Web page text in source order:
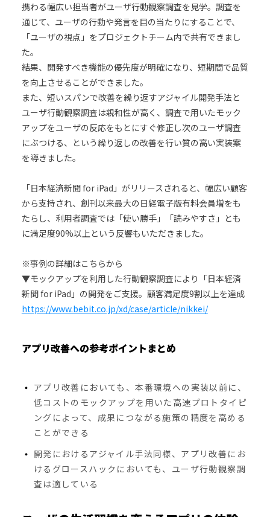
携わる幅広い担当者がユーザ行動観察調査を見学。調査を
通じて、ユーザの行動や発言を目の当たりにすることで、
「ユーザの視点」をプロジェクトチーム内で共有できまし
た。
結果、開発すべき機能の優先度が明確になり、短期間で品質
を向上させることができました。
また、短いスパンで改善を繰り返すアジャイル開発手法と
ユーザ行動観察調査は親和性が高く、調査で用いたモック
アップをユーザの反応をもとにすぐ修正し次のユーザ調査
にぶつける、という繰り返しの改善を行い質の高い実装案
を導きました。
「日本経済新聞 for iPad」がリリースされると、幅広い顧客
から支持され、創刊以来最大の日経電子版有料会員増をも
たらし、利用者調査では「使い勝手」「読みやすさ」とも
に満足度90%以上という反響もいただきました。
※事例の詳細はこちらから
▼モックアップを利用した行動観察調査により「日本経済
新聞 for iPad」の開発をご支援。顧客満足度9割以上を達成
https://www.bebit.co.jp/xd/case/article/nikkei/
アプリ改善への参考ポイントまとめ
アプリ改善においても、本番環境への実装以前に、
低コストのモックアップを用いた高速プロトタイピ
ングによって、成果につながる施策の精度を高める
ことができる
開発におけるアジャイル手法同様、アプリ改善にお
けるグロースハックにおいても、ユーザ行動観察調
査は適している